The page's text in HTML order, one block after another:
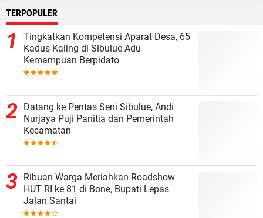
TERPOPULER
Tingkatkan Kompetensi Aparat Desa, 65
Kadus-Kaling di Sibulue Adu
Kemampuan Berpidato
Datang ke Pentas Seni Sibulue, Andi
Nurjaya Puji Panitia dan Pemerintah
Kecamatan
Ribuan Warga Meriahkan Roadshow
HUT RI ke 81 di Bone, Bupati Lepas
Jalan Santai